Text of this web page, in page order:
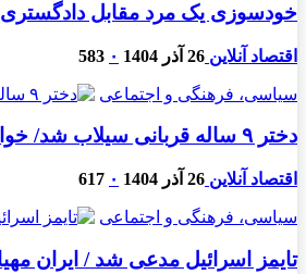
خودسوزی یک مرد مقابل دادگستری
اقتصاد آنلاین 26 آذر 1404 ۰ 583
سیاسی، فرهنگی و اجتماعی
دختر ۹ ساله قربانی سیلاب شد/ خواهر ۵ ساله با کمک مردم نجات یافت
اقتصاد آنلاین 26 آذر 1404 ۰ 617
سیاسی، فرهنگی و اجتماعی
تایمز اسرائیل مدعی شد / ایران